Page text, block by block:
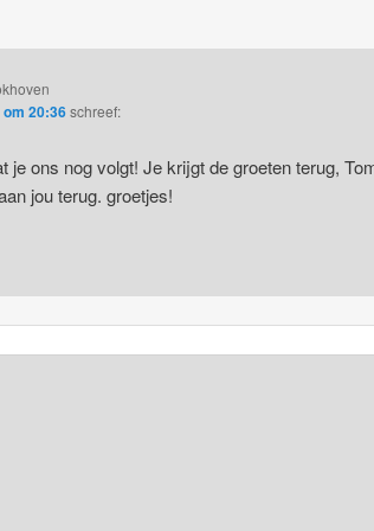
20:36schreef:
je ons nog volgt! Je krijgt de groeten terug,
jou terug. groetjes!